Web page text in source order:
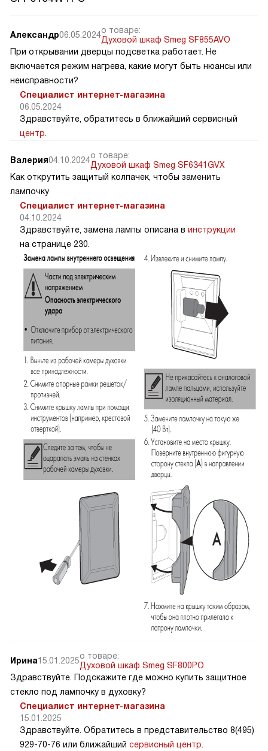
Александр06.05.2024о товаре:
Духовой шкаф Smeg SF855AVO
При открывании дверцы подсветка работает. Не
включается режим нагрева, какие могут быть нюансы или
неисправности?
Специалист интернет-магазина
06.05.2024
Здравствуйте, обратитесь в ближайший сервисный
центр
Валерия04.10.2024о товаре:
Духовой шкаф Smeg SF6341GVX
Как открутить защитый колпачек, чтобы заменить
лампочку
Специалист интернет-магазина
04.10.2024
Здравствуйте, замена лампы описана в инструкции
на странице 230.
Ирина15.01.2025о товаре:
Духовой шкаф Smeg SF800PO
Здравствуйте. Подскажите где можно купить защитное
стекло под лампочку в духовку?
Специалист интернет-магазина
15.01.2025
Здравствуйте. Обратитесь в представительство 8(495)
929-70-76 или ближайший сервисный центр